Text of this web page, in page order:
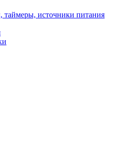
таймеры, источники питания